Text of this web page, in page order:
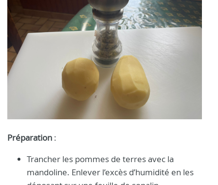
Préparation :
Trancher les pommes de terres avec la
mandoline. Enlever l’excès d’humidité en les